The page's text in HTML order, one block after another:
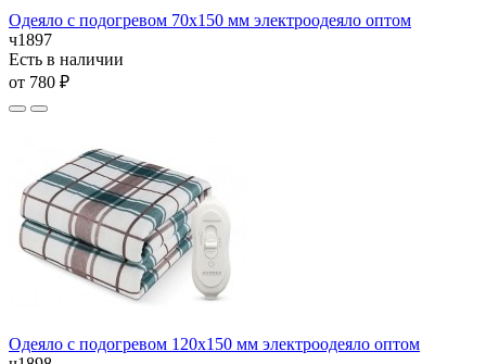
Одеяло с подогревом 70х150 мм электроодеяло оптом
ч1897
Есть в наличии
от 780 ₽
Одеяло с подогревом 120х150 мм электроодеяло оптом